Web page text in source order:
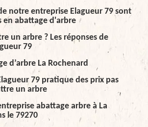
notre entreprise Elagueur 79 sont
en abattage d'arbre
un arbre ? Les réponses de
79
d’arbre La Rochenard
79 pratique des prix pas
un arbre
abattage arbre à La
le 79270